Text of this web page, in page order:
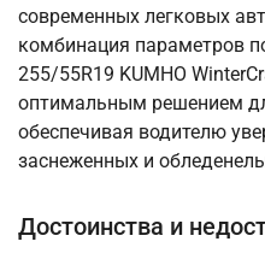
современных легковых
комбинация параметров
255/55R19 KUMHO
оптимальным решением
обеспечивая водителю
заснеженных и
Достоинства и